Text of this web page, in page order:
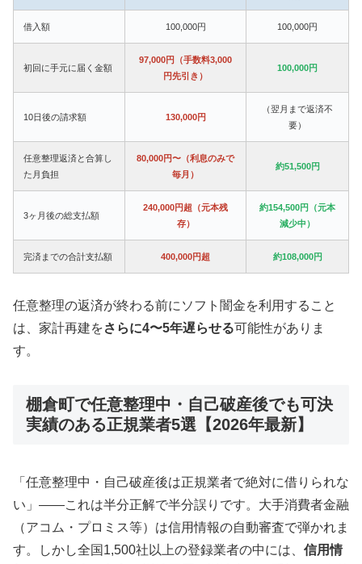
借入額 100,000円 100,000円
初回に手元に届く金額
97,000円（手数料3,000
円先引き）
100,000円
10日後の請求額 130,000円
（翌月まで返済不
要）
任意整理返済と合算し
た月負担
80,000円〜（利息のみで
毎月）
約51,500円
3ヶ月後の総支払額
240,000円超（元本残
存）
約154,500円（元本
減少中）
完済までの合計支払額 400,000円超 約108,000円
任意整理の返済が終わる前にソフト闇金を利用すること
は、家計再建をさらに4〜5年遅らせる可能性がありま
す。
棚倉町で任意整理中・自己破産後でも可決
実績のある正規業者5選【2026年最新】
「任意整理中・自己破産後は正規業者で絶対に借りられな
い」——これは半分正解で半分誤りです。大手消費者金融
（アコム・プロミス等）は信用情報の自動審査で弾かれま
す。しかし全国1,500社以上の登録業者の中には、 信用情